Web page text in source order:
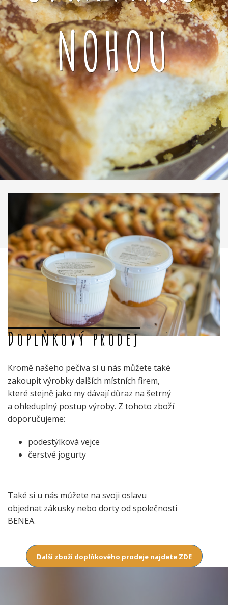
NOHOU
Doplňkový prodej
Kromě našeho pečiva si u nás můžete také
zakoupit výrobky dalších místních firem,
které stejně jako my dávají důraz na šetrný
a ohleduplný postup výroby. Z tohoto zboží
doporučujeme:
podestýlková vejce
čerstvé jogurty
Také si u nás můžete na svoji oslavu
objednat zákusky nebo dorty od společnosti
BENEA.
Další zboží doplňkového prodeje najdete ZDE